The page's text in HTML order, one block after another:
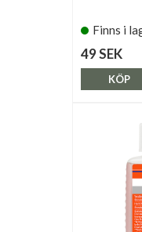
Finns i
49 SEK
KÖP